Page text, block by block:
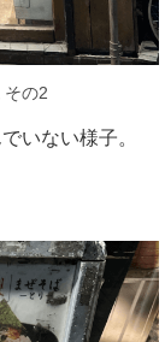
その2
いない様子。